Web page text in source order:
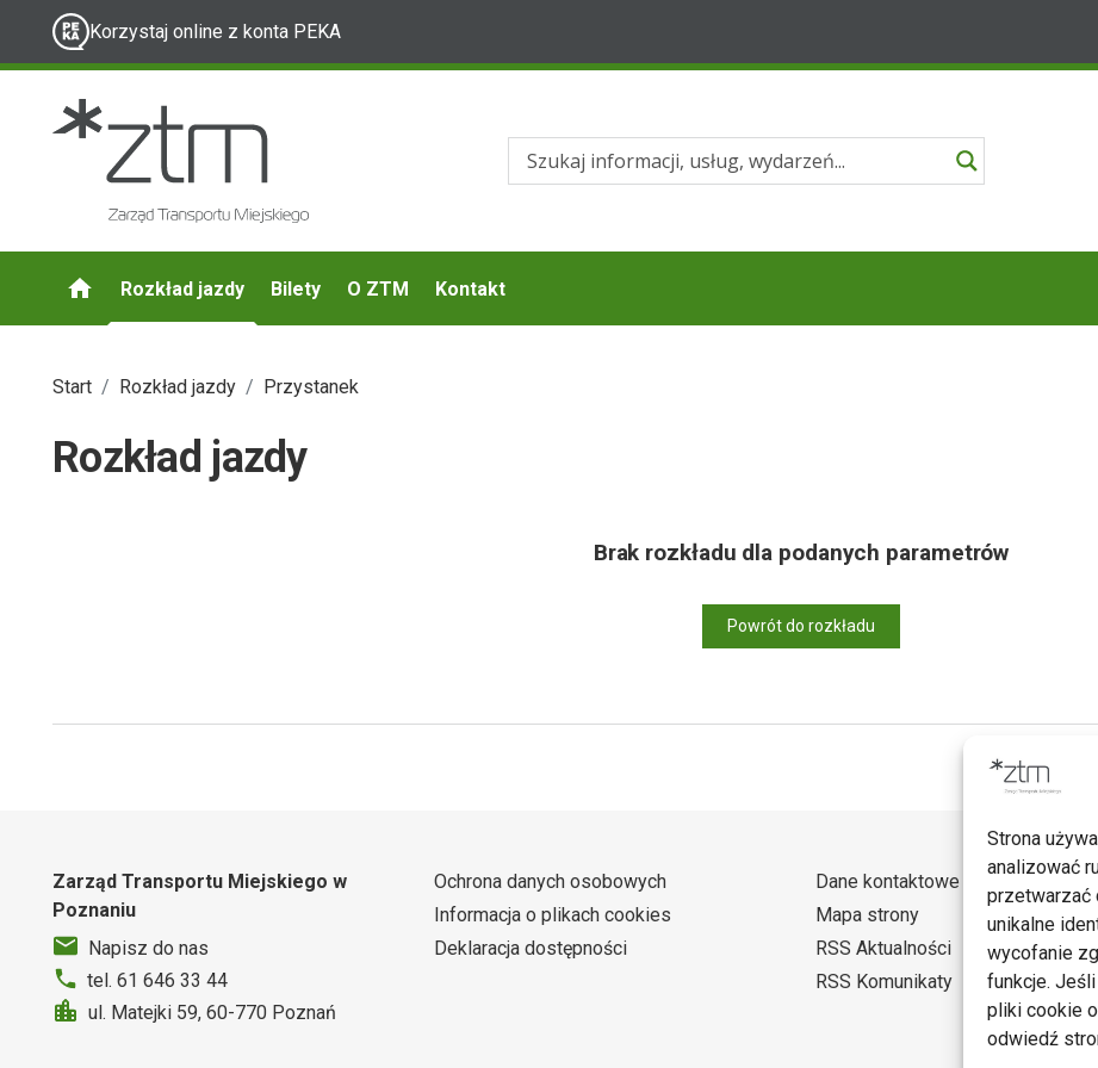
Strona
analizować
przetwarzać
unikalne
wycofanie
funkcje.
pliki cookie
odwiedź
Korzystaj online z konta PEKA
Rozkład jazdy Bilety O ZTM Kontakt
Start Rozkład jazdy Przystanek
Rozkład jazdy
Brak rozkładu dla podanych parametrów
Powrót do rozkładu
Zarząd Transportu Miejskiego w
Poznaniu
Napisz do nas
tel. 61 646 33 44
ul. Matejki 59, 60-770 Poznań
Ochrona danych osobowych
Informacja o plikach cookies
Deklaracja dostępności
Dane kontaktowe
Mapa strony
RSS Aktualności
RSS Komunikaty